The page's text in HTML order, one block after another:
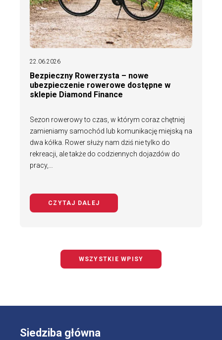
22.06.2026
Bezpieczny Rowerzysta – nowe
ubezpieczenie rowerowe dostępne w
sklepie Diamond Finance
Sezon rowerowy to czas, w którym coraz chętniej
zamieniamy samochód lub komunikację miejską na
dwa kółka. Rower służy nam dziś nie tylko do
rekreacji, ale także do codziennych dojazdów do
pracy,…
CZYTAJ DALEJ
WSZYSTKIE WPISY
Siedziba główna